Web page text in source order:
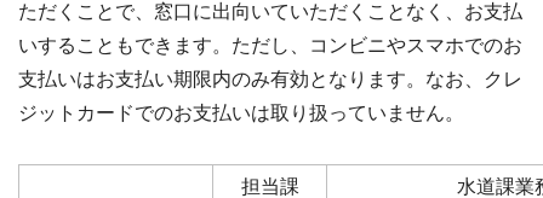
ただくことで、窓口に出向いていただくことなく、お支払
いすることもできます。ただし、コンビニやスマホでのお
支払いはお支払い期限内のみ有効となります。なお、クレ
ジットカードでのお支払いは取り扱っていません。
担当課 水道課業